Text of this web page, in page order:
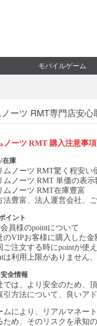
モバイルゲーム
ーツ RMT専門店安
ノーツ RMT 購入注意事項
庫
ムノーツ RMT驚く程安い
ムノーツ RMT 単価の表示
ムノーツ RMT在庫豊富
法豊富、法人運営会社、
イント
員様のpointについて
のVIPお客様に購入した金
ご注文する時にpointが使え
は利用上限がありません
全情報
は、より安全のため、
方法について、良いア
により、リアルマネー
ため、そのリスクを承知